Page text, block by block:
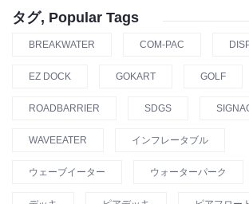
タグ, Popular Tags
BREAKWATER COM-PAC
EZ DOCK GOKART GOLF
ROADBARRIER SDGS
WAVEEATER インフレータブル
ウェーブイーター ウォーターパーク